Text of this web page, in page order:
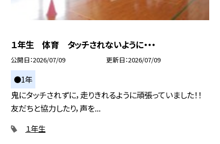
１年生 体育 タッチされないように・・・
公開日 2026/07/09 更新日 2026/07/09
●1年
鬼にタッチされずに，走りきれるように頑張っていました！！
友だちと協力したり，声を...
１年生